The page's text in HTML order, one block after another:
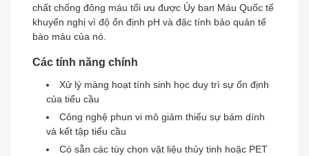
chất chống đông máu tối ưu được Ủy ban Máu Quốc tế
khuyến nghị vì độ ổn định pH và đặc tính bảo quản tế
bào máu của nó.
Các tính năng chính
Xử lý màng hoạt tính sinh học duy trì sự ổn định
của tiểu cầu
Công nghệ phun vi mô giảm thiểu sự bám dính
và kết tập tiểu cầu
Có sẵn các tùy chọn vật liệu thủy tinh hoặc PET